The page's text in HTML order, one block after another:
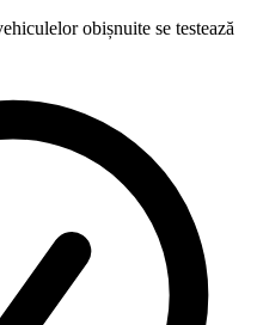
obișnuite se testează